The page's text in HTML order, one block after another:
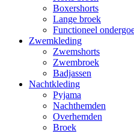
Boxershorts
Lange broek
Functioneel
Zwemkleding
Zwemshorts
Zwembroek
Badjassen
Nachtkleding
Pyjama
Nachthemden
Overhemden
Broek